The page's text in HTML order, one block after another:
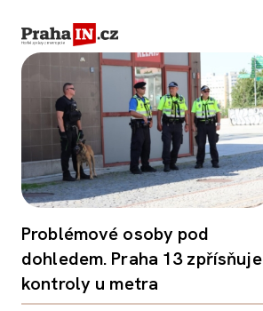
Problémové osoby pod
dohledem. Praha 13 zpřísňuje
kontroly u metra